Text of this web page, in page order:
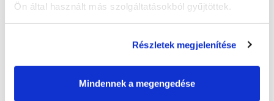
Ön által használt más szolgáltatásokból gyűjtöttek.
Részletek megjelenítése
Mindennek a megengedése
2021. JÚNIUS 25.| 4 PERC